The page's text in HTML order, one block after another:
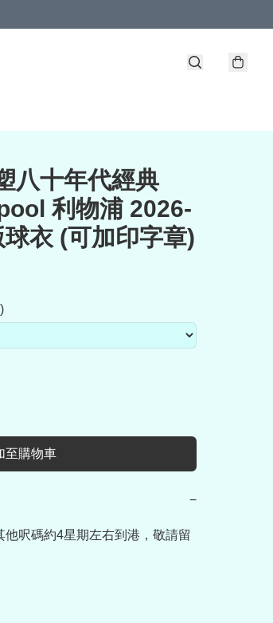
八十年代經典
利物浦 2026-
衣 (可加印字章)
至購物車
−
他呎碼約4星期左右到港，敬請留